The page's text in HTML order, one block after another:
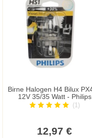
Birne Halogen H4 Bilux PX43T
12V 35/35 Watt - Philips
(1)
12,97 €